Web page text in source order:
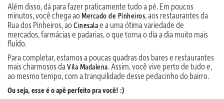
Além disso, dá para fazer praticamente tudo a pé. Em poucos
minutos, você chega aoMercado de Pinheiros, aos restaurantes da
Rua dos Pinheiros, aoCinesalae a uma ótima variedade de
mercados, farmácias e padarias, o que torna o dia a dia muito mais
fluído.
Para completar, estamos a poucas quadras dos bares e restaurantes
mais charmosos da Vila Madalena. Assim, você vive perto de tudo e,
ao mesmo tempo, com a tranquilidade desse pedacinho do bairro.
Ou seja, esse é o apê perfeito pra você! :)